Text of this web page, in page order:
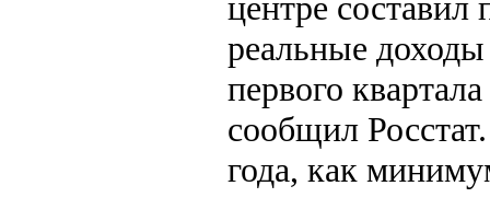
реальные
первого
сообщил
года, как